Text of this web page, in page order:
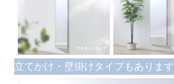
立てかけ・壁掛けタイプもあります